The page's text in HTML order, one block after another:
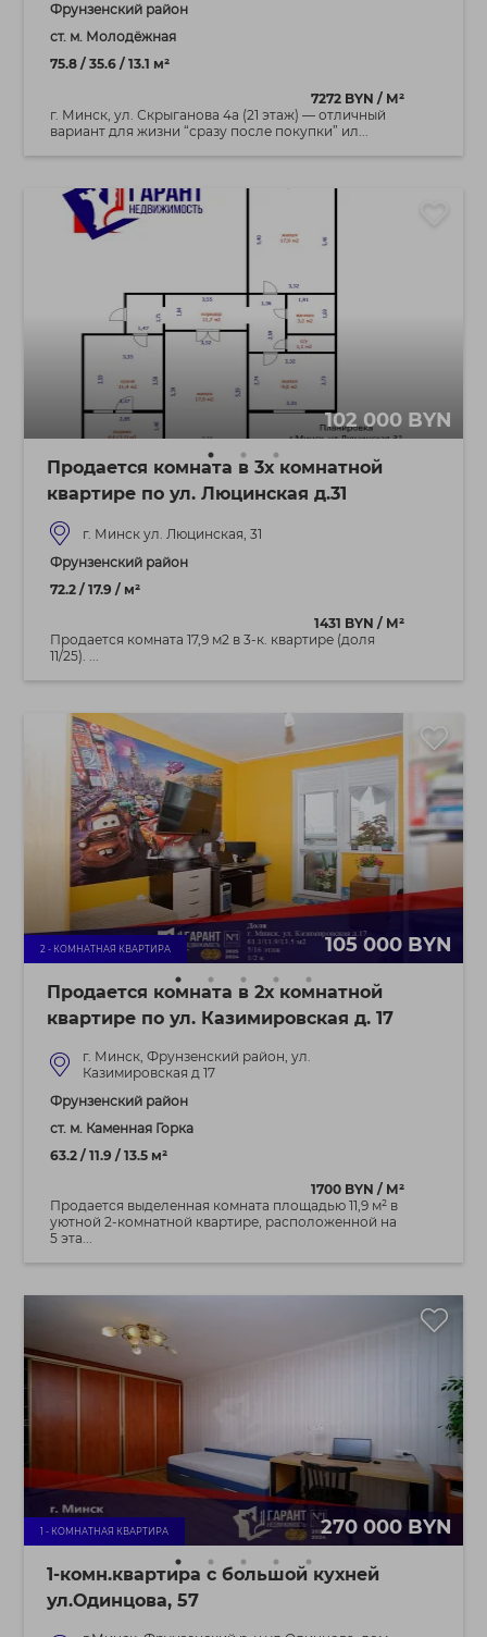
Фрунзенский район
ст. м. Молодёжная
75.8 / 35.6 / 13.1 м²
7272 BYN / М²
г. Минск, ул. Скрыганова 4а (21 этаж) — отличный
вариант для жизни “сразу после покупки” ил...
102 000 BYN
Продается комната в 3х комнатной
квартире по ул. Люцинская д.31
г. Минск ул. Люцинская, 31
Фрунзенский район
72.2 / 17.9 / м²
1431 BYN / М²
Продается комната 17,9 м2 в 3-к. квартире (доля
11/25). ...
2 - КОМНАТНАЯ КВАРТИРА 105 000 BYN
Продается комната в 2х комнатной
квартире по ул. Казимировская д. 17
г. Минск, Фрунзенский район, ул.
Казимировская д 17
Фрунзенский район
ст. м. Каменная Горка
63.2 / 11.9 / 13.5 м²
1700 BYN / М²
Продается выделенная комната площадью 11,9 м² в
уютной 2-комнатной квартире, расположенной на
5 эта...
1 - КОМНАТНАЯ КВАРТИРА 270 000 BYN
1-комн.квартира с большой кухней
ул.Одинцова, 57